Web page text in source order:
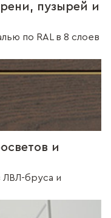
пузырей и
по RAL в 8 слоев
и
ЛВЛ-бруса и